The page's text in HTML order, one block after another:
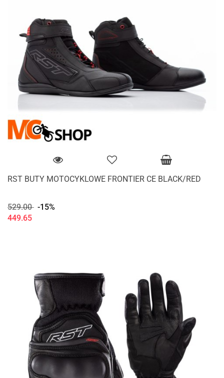
RST BUTY MOTOCYKLOWE FRONTIER CE BLACK/RED
529.00 -15%
449.65